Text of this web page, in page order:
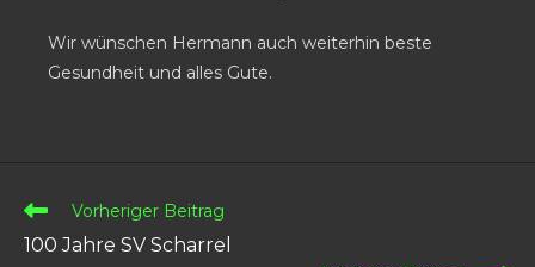
Wir wünschen Hermann auch weiterhin beste
Gesundheit und alles Gute.
Vorheriger Beitrag
100 Jahre SV Scharrel